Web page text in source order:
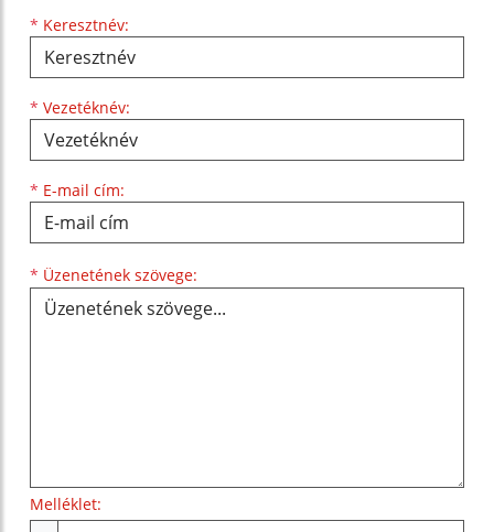
* Keresztnév:
Keresztnév
* Vezetéknév:
Vezetéknév
* E-mail cím:
E-mail cím
* Üzenetének szövege:
Melléklet: